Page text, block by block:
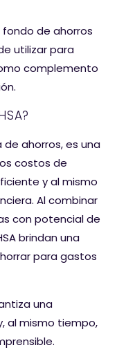
de ahorros
utilizar para
complemento
de ahorros, es una
costos de
y al mismo
Al combinar
con potencial de
brindan una
para gastos
una
al mismo tiempo,